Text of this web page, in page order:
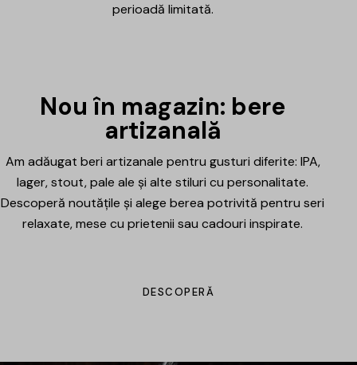
perioadă limitată.
Nou în magazin: bere
artizanală
Am adăugat beri artizanale pentru gusturi diferite: IPA,
lager, stout, pale ale și alte stiluri cu personalitate.
Descoperă noutățile și alege berea potrivită pentru seri
relaxate, mese cu prietenii sau cadouri inspirate.
DESCOPERĂ